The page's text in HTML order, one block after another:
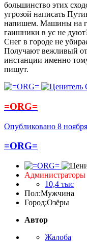
большинство этих
угрозой написать
напишем. Машины на
гаишники в ус не
Снег в городе не
Получают вежливый
инстанции именно
пишут.
=ORG=
Опубликовано 8
=ORG=
Администраторы
10,4 тыс
Пол:Мужчина
Город:Озёры
Автор
Жалоба